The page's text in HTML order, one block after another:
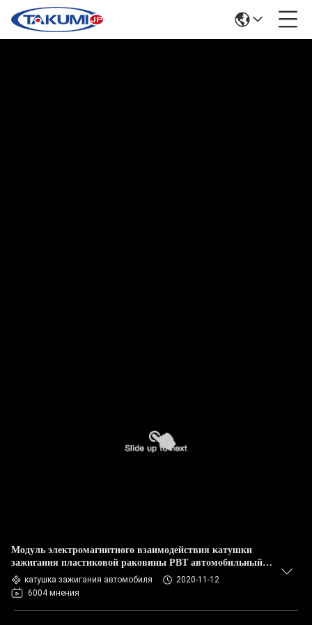
Модуль электромагнитного взаимодействия катушки
зажигания пластиковой раковины PBT автомобильный
анти-катушка зажигания автомобиля
2020-11-12
6004 мнения